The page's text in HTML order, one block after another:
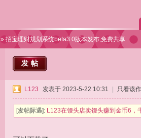
» 招宝理财规划系统beta3.0版本发布,免费共享
发帖
L123 发表于 2023-5-22 10:31 只看该
[发帖际遇]: L123在馒头店卖馒头赚到金币6，